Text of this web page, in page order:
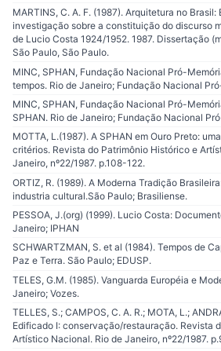
MARTINS, C. A. F. (1987). Arquitetura no Brasil:
investigação sobre a constituição do discurso
de Lucio Costa 1924/1952. 1987. Dissertação
São Paulo, São Paulo.
MINC, SPHAN, Fundação Nacional Pró-
tempos. Rio de Janeiro; Fundação Nacional
MINC, SPHAN, Fundação Nacional Pró-
SPHAN. Rio de Janeiro; Fundação Nacional
MOTTA, L.(1987). A SPHAN em Ouro Preto:
critérios. Revista do Patrimônio Histórico e
Janeiro, nº22/1987. p.108-122.
ORTIZ, R. (1989). A Moderna Tradição
industria cultural.São Paulo; Brasiliense.
PESSOA, J.(org) (1999). Lucio Costa:
Janeiro; IPHAN
SCHWARTZMAN, S. et al (1984). Tempos de
Paz e Terra. São Paulo; EDUSP.
TELES, G.M. (1985). Vanguarda Européia e
Janeiro; Vozes.
TELLES, S.; CAMPOS, C. A. R.; MOTA, L.;
Edificado I: conservação/restauração. Revista
Artístico Nacional. Rio de Janeiro, nº22/1987.